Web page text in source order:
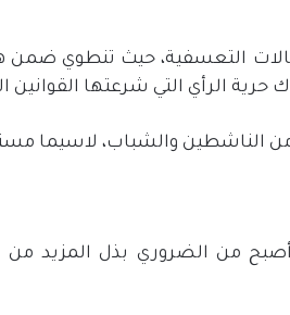
التعسفية، حيث تنطوي ضمن
الرأي التي شرعتها القوانين
الناشطين والشباب، لاسيما
من الضروري بذل المزيد من